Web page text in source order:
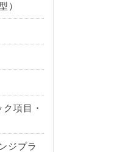
）
項目・
ジプラ